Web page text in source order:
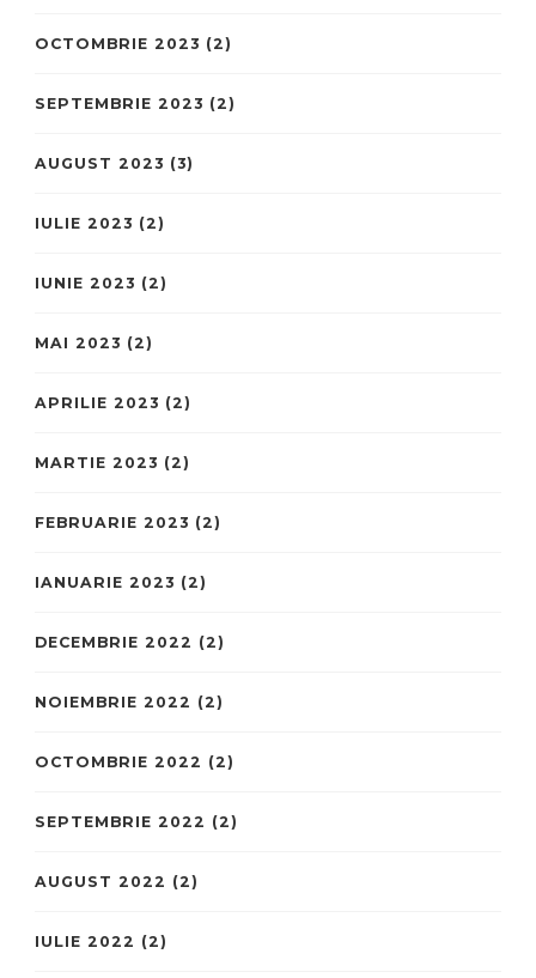
OCTOMBRIE 2023 (2)
SEPTEMBRIE 2023 (2)
AUGUST 2023 (3)
IULIE 2023 (2)
IUNIE 2023 (2)
MAI 2023 (2)
APRILIE 2023 (2)
MARTIE 2023 (2)
FEBRUARIE 2023 (2)
IANUARIE 2023 (2)
DECEMBRIE 2022 (2)
NOIEMBRIE 2022 (2)
OCTOMBRIE 2022 (2)
SEPTEMBRIE 2022 (2)
AUGUST 2022 (2)
IULIE 2022 (2)